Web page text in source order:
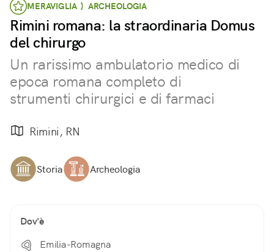
MERAVIGLIA } ARCHEOLOGIA
Rimini romana: la straordinaria Domus
del chirurgo
Un rarissimo ambulatorio medico di
epoca romana completo di
strumenti chirurgici e di farmaci
Rimini, RN
Storia Archeologia
Dov'è
Emilia-Romagna